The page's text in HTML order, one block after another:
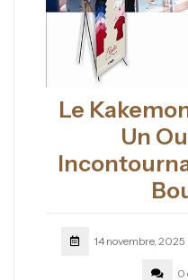
Le
Un
14 novembre, 2025
0